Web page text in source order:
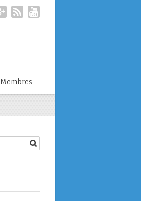
Membres